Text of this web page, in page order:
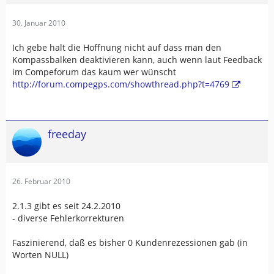
30. Januar 2010
Ich gebe halt die Hoffnung nicht auf dass man den
Kompassbalken deaktivieren kann, auch wenn laut Feedback
im Compeforum das kaum wer wünscht
http://forum.compegps.com/showthread.php?t=4769
freeday
26. Februar 2010
2.1.3 gibt es seit 24.2.2010
- diverse Fehlerkorrekturen
Faszinierend, daß es bisher 0 Kundenrezessionen gab (in
Worten NULL)